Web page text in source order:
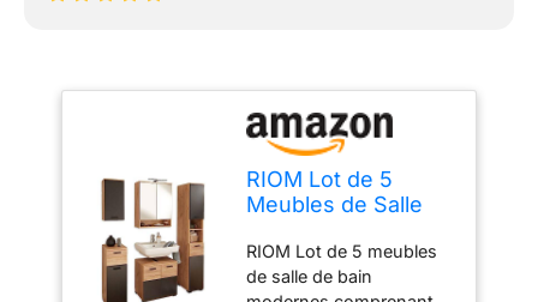
RIOM Lot de 5
Meubles de Salle
Comprenant Une
Armoire Haute, Une
RIOM Lot de 5 meubles
de salle de bain